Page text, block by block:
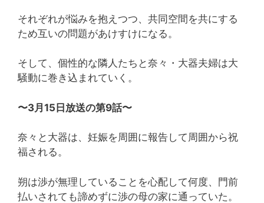
それぞれが悩みを抱えつつ、共同空間を共にする
ため互いの問題があけすけになる。
そして、個性的な隣人たちと奈々・大器夫婦は大
騒動に巻き込まれていく。
〜3月15日放送の第9話〜
奈々と大器は、妊娠を周囲に報告して周囲から祝
福される。
朔は渉が無理していることを心配して何度、門前
払いされても諦めずに渉の母の家に通っていた。